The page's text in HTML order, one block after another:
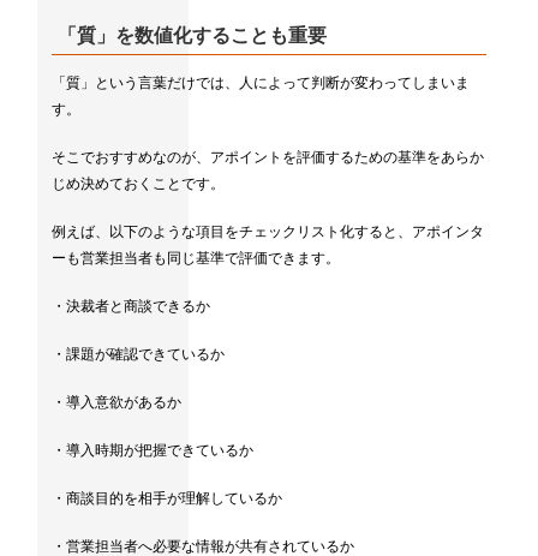
「質」を数値化することも重要
「質」という言葉だけでは、人によって判断が変わってしまいま
す。
そこでおすすめなのが、アポイントを評価するための基準をあらか
じめ決めておくことです。
例えば、以下のような項目をチェックリスト化すると、アポインタ
ーも営業担当者も同じ基準で評価できます。
・決裁者と商談できるか
・課題が確認できているか
・導入意欲があるか
・導入時期が把握できているか
・商談目的を相手が理解しているか
・営業担当者へ必要な情報が共有されているか